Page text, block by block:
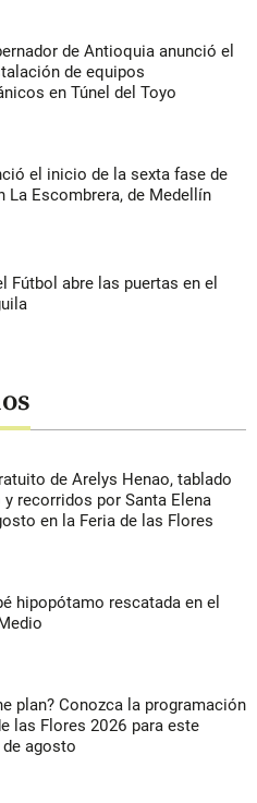
de Antioquia anunció el
de equipos
en Túnel del Toyo
el inicio de la sexta fase de
La Escombrera, de Medellín
Fútbol abre las puertas en el
de Arelys Henao, tablado
y recorridos por Santa Elena
en la Feria de las Flores
hipopótamo rescatada en el
plan? Conozca la programación
las Flores 2026 para este
agosto